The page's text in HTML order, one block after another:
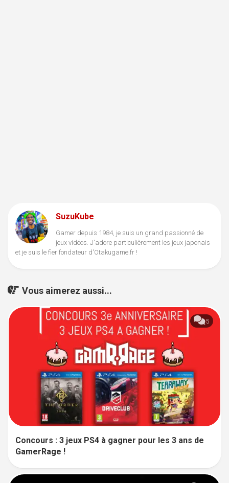
SuzuKube
Gamer depuis 1984, je suis un grand passionné de
jeux vidéos. J'adore particulièrement les jeux japonais
et je suis le fier fondateur d'Otakugame.fr !
Vous aimerez aussi...
5
Concours : 3 jeux PS4 à gagner pour les 3 ans de
GamerRage !